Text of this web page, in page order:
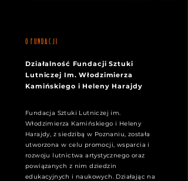
O FUNDACJI
Działalność Fundacji Sztuki
Lutniczej Im. Włodzimierza
Kamińskiego i Heleny Harajdy
Fundacja Sztuki Lutniczej im.
Włodzimierza Kamińskiego i Heleny
Harajdy, z siedzibą w Poznaniu, została
utworzona w celu promocji, wsparcia i
rozwoju lutnictwa artystycznego oraz
powiązanych z nim dziedzin
edukacyjnych i naukowych. Działając na